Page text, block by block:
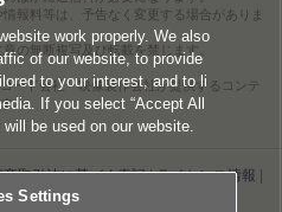
報料等は、予告なく変更する場合がありま
の無断複写及び転載を禁じます。
ード会社・映像製作会社が提供するコンテ
。
商取引法に基づく表記|ライセンス情報
Settings
work properly. We also
of our website, to provide
to your interest, and to li
If you select “Accept All
be used on our website.
Settings